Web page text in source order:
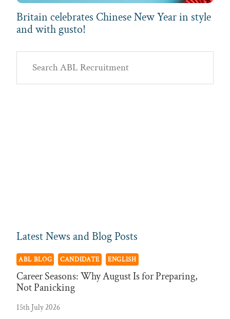
Britain celebrates Chinese New Year in style
and with gusto!
Primary
Sidebar
ABL
Recruitment
Latest News and Blog Posts
ABL BLOG CANDIDATE ENGLISH
Career Seasons: Why August Is for Preparing,
Not Panicking
15th July 2026